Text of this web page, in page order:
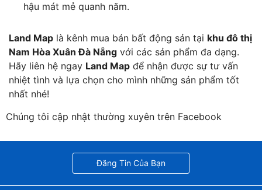
hậu mát mẻ quanh năm.
Land Map là kênh mua bán bất động sản tại khu đô thị
Nam Hòa Xuân Đà Nẵng với các sản phẩm đa dạng.
Hãy liên hệ ngay Land Map để nhận được sự tư vấn
nhiệt tình và lựa chọn cho mình những sản phẩm tốt
nhất nhé!
Chúng tôi cập nhật thường xuyên trên Facebook
Đăng Tin Của Bạn